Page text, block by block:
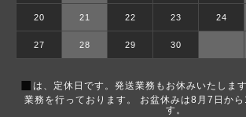
20 21 22 23 24
27 28 29 30
■ は、定休日です。発送業務もお休みいたしま
業務を行っております。 お盆休みは8月7日か
す。